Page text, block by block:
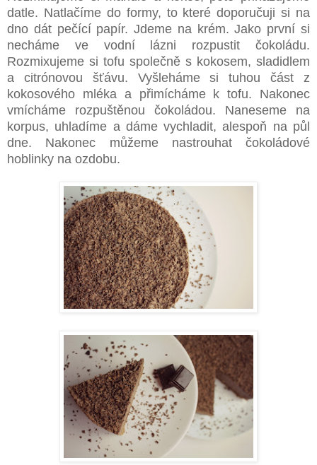
datle. Natlačíme do formy, to které doporučuji si na
dno dát pečící papír. Jdeme na krém. Jako první si
necháme ve vodní lázni rozpustit čokoládu.
Rozmixujeme si tofu společně s kokosem, sladidlem
a citrónovou šťávu. Vyšleháme si tuhou část z
kokosového mléka a přimícháme k tofu. Nakonec
vmícháme rozpuštěnou čokoládou. Naneseme na
korpus, uhladíme a dáme vychladit, alespoň na půl
dne. Nakonec můžeme nastrouhat čokoládové
hoblinky na ozdobu.